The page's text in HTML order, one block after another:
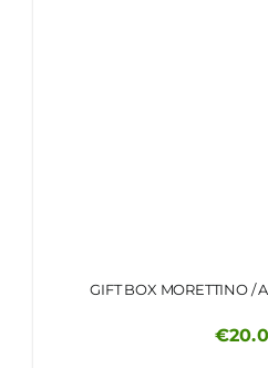
GIFT BOX MORETTINO /
€